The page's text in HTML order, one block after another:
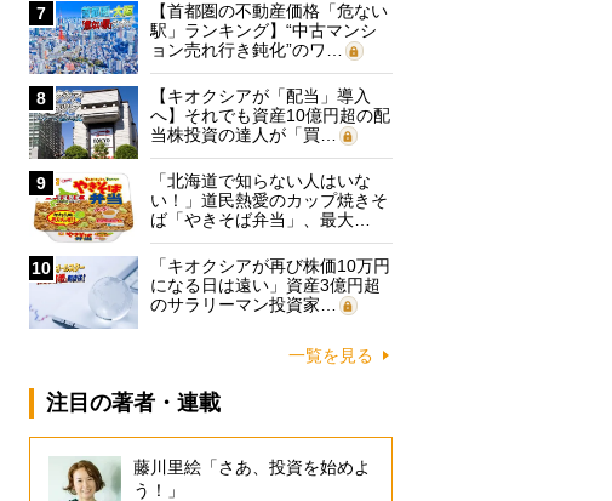
7
【首都圏の不動産価格「危ない
駅」ランキング】“中古マンシ
ョン売れ行き鈍化”のワ…
8
【キオクシアが「配当」導入
へ】それでも資産10億円超の配
当株投資の達人が「買…
9
「北海道で知らない人はいな
い！」道民熱愛のカップ焼きそ
ば「やきそば弁当」、最大…
10
「キオクシアが再び株価10万円
になる日は遠い」資産3億円超
のサラリーマン投資家…
一覧を見る
注目の著者・連載
藤川里絵「さあ、投資を始めよ
う！」